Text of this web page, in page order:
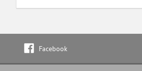
Facebook